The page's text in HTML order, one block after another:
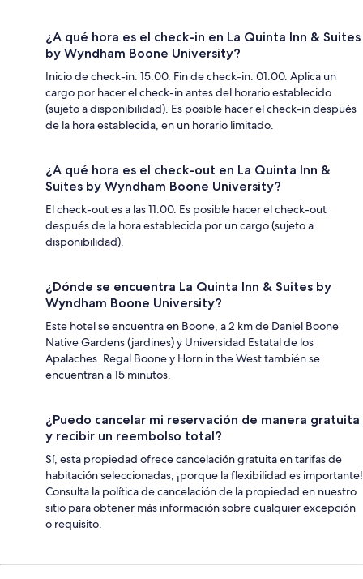
¿A qué hora es el check-in en La Quinta Inn & Suites
by Wyndham Boone University?
Inicio de check-in: 15:00. Fin de check-in: 01:00. Aplica un
cargo por hacer el check-in antes del horario establecido
(sujeto a disponibilidad). Es posible hacer el check-in después
de la hora establecida, en un horario limitado.
¿A qué hora es el check-out en La Quinta Inn &
Suites by Wyndham Boone University?
El check-out es a las 11:00. Es posible hacer el check-out
después de la hora establecida por un cargo (sujeto a
disponibilidad).
¿Dónde se encuentra La Quinta Inn & Suites by
Wyndham Boone University?
Este hotel se encuentra en Boone, a 2 km de Daniel Boone
Native Gardens (jardines) y Universidad Estatal de los
Apalaches. Regal Boone y Horn in the West también se
encuentran a 15 minutos.
¿Puedo cancelar mi reservación de manera gratuita
y recibir un reembolso total?
Sí, esta propiedad ofrece cancelación gratuita en tarifas de
habitación seleccionadas, ¡porque la flexibilidad es importante!
Consulta la política de cancelación de la propiedad en nuestro
sitio para obtener más información sobre cualquier excepción
o requisito.